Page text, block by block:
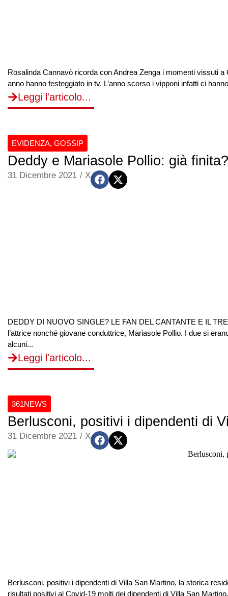
Rosalinda Cannavò ricorda con Andrea Zenga i momenti vissuti
anno hanno festeggiato in tv. L’anno scorso i vipponi infatti ci
Leggi l'articolo...
EVIDENZA, GOSSIP
Deddy e Mariasole Pollio: già
31 Dicembre 2021 / X
DEDDY DI NUOVO SINGLE? LE FAN DEL CANTANTE E IL
l’attrice nonché giovane conduttrice, Mariasole Pollio. I due si
alcuni...
Leggi l'articolo...
361NEWS
Berlusconi, positivi i dipendenti di
31 Dicembre 2021 / X
Berlusconi, positivi i dipendenti di Villa San Martino, la storica
risultati positivi al Covid-19 molti dei dipendenti di Villa San